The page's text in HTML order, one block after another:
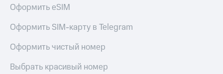
Оформить eSIM
Оформить SIM-карту в Telegram
Оформить чистый номер
Выбрать красивый номер